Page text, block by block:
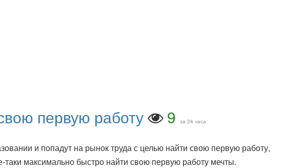
первую работу 9 за 24 часа
и попадут на рынок труда с целью найти свою первую работу,
таки максимально быстро найти свою первую работу мечты.